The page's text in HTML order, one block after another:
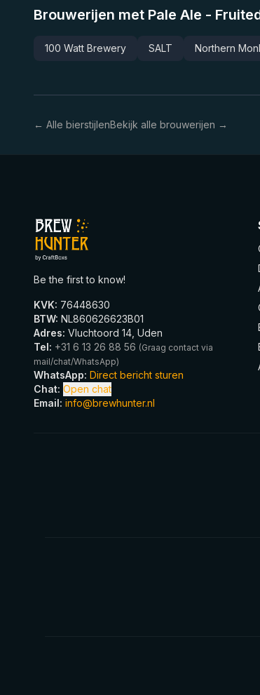
Brouwerijen met Pale Ale -
100 Watt Brewery SALT Northern
← Alle bierstijlenBekijk alle brouwerijen →
Be the first to know!
KVK: 76448630
BTW: NL860626623B01
Adres: Vluchtoord 14, Uden
Tel: +31 6 13 26 88 56 (Graag contact via
mail/chat/WhatsApp)
WhatsApp: Direct bericht sturen
Chat: Open chat
Email: info@brewhunter.nl